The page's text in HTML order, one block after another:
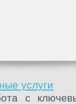
услуги
с